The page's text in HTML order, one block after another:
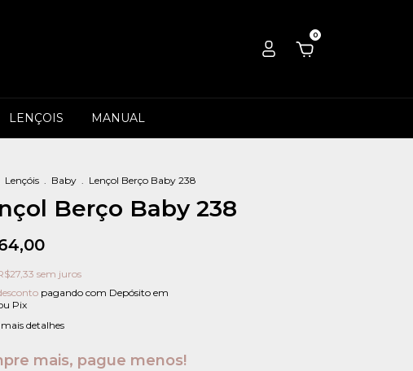
0
LENÇOIS MANUAL
Lençóis . Baby . Lençol Berço Baby 238
Berço Baby 238
sem juros
pagando com Depósito em
Pix
mais detalhes
mais, pague menos!